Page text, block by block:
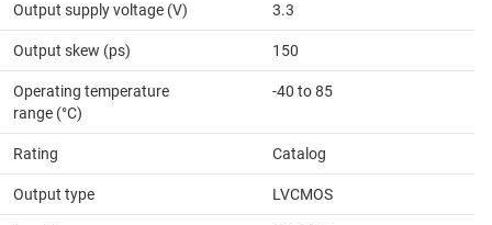
Output supply voltage (V) 3.3
Output skew (ps) 150
Operating temperature
range (°C)
-40 to 85
Rating Catalog
Output type LVCMOS